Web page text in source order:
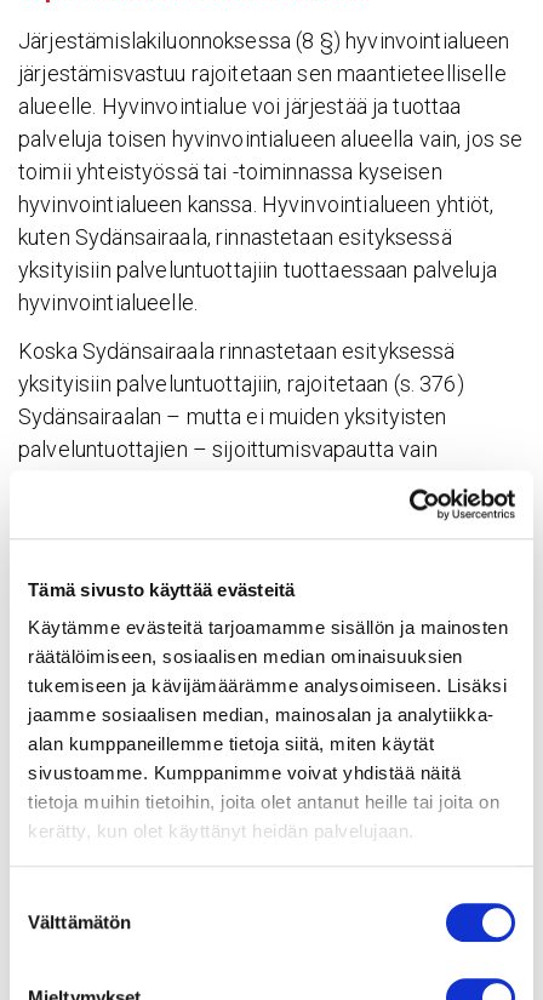
Tämä sivusto käyttää evästeitä
Käytämme evästeitä tarjoamamme sisällön ja mainosten
räätälöimiseen, sosiaalisen median ominaisuuksien
tukemiseen ja kävijämäärämme analysoimiseen. Lisäksi
jaamme sosiaalisen median, mainosalan ja analytiikka-
alan kumppaneillemme tietoja siitä, miten käytät
sivustoamme. Kumppanimme voivat yhdistää näitä
tietoja muihin tietoihin, joita olet antanut heille tai joita on
kerätty, kun olet käyttänyt heidän palvelujaan.
valinta
Välttämätön
Järjestämislakiluonnoksessa (8 §) hyvinvointialueen
järjestämisvastuu rajoitetaan sen maantieteelliselle
alueelle. Hyvinvointialue voi järjestää ja tuottaa
palveluja toisen hyvinvointialueen alueella vain, jos se
toimii yhteistyössä tai -toiminnassa kyseisen
hyvinvointialueen kanssa. Hyvinvointialueen yhtiöt,
kuten Sydänsairaala, rinnastetaan esityksessä
yksityisiin palveluntuottajiin tuottaessaan palveluja
hyvinvointialueelle.
Koska Sydänsairaala rinnastetaan esityksessä
yksityisiin palveluntuottajiin, rajoitetaan (s. 376)
Sydänsairaalan – mutta ei muiden yksityisten
palveluntuottajien – sijoittumisvapautta vain
omistajiensa maantieteellisesti rajatulle alueelle
Suomessa tai sellaisten julkisen terveydenhuollon
palvelujen järjestäjien maantieteellisesti rajatulle
alueelle Suomessa, joiden kanssa Sydänsairaala
lakiesityksellä Sydänsairaalan oikeutta sijoittua ja
tuottaa palveluja Suomessa tai unionin alueella lain
voimaantultua merkittävästi rajoitettaisiin ja
loukattaisiin. Mikäli Sydänsairaala lain voimaan
astuessa rinnastettaisiin yksityiseen
palveluntuottajaan, sitä ei tulisi koskea
lakiesityksessä sellaiset määräykset, jotka eivät ole
Mikäli esitys tulisi voimaan
muuttumattomana, rikkoisivat sen määräykset